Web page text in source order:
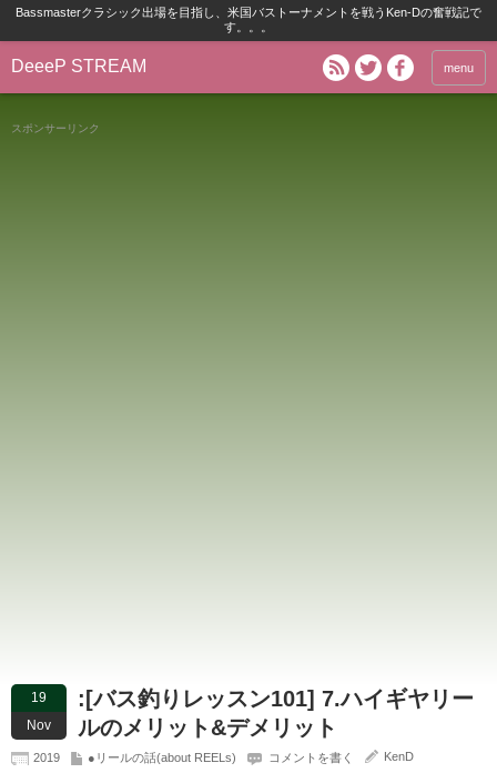
Bassmasterクラシック出場を目指し、米国バストーナメントを戦うKen-Dの奮戦記で
す。。。
DeeeP STREAM menu
スポンサーリンク
19
Nov
:[バス釣りレッスン101] 7.ハイギヤリー
ルのメリット&デメリット
2019 ●リールの話(about REELs) コメントを書く KenD